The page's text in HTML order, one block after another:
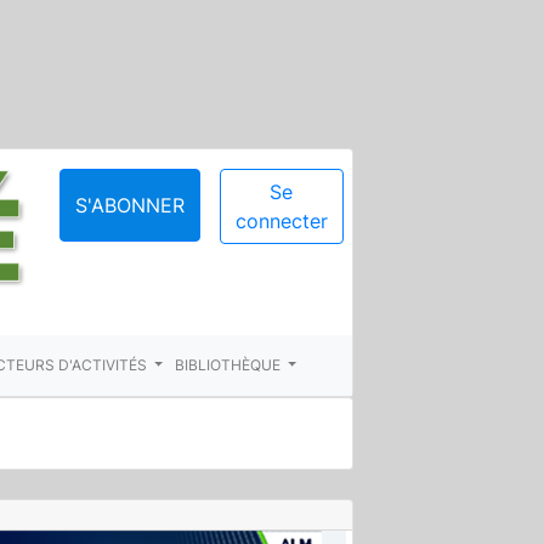
S'ABONNER
Se
connecter
D'ACTIVITÉS BIBLIOTHÈQUE